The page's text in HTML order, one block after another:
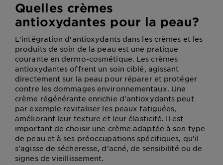
Quelles crèmes
antioxydantes pour la peau?
L'intégration d'antioxydants dans les crèmes et les
produits de soin de la peau est une pratique
courante en dermo-cosmétique. Les crèmes
antioxydantes offrent un soin ciblé, agissant
directement sur la peau pour réparer et protéger
contre les dommages environnementaux. Une
crème régénérante enrichie d'antioxydants peut
par exemple revitaliser les peaux fatiguées,
améliorant leur texture et leur élasticité. Il est
important de choisir une crème adaptée à son type
de peau et à ses préoccupations spécifiques, qu'il
s'agisse de sécheresse, d'acné, de sensibilité ou de
signes de vieillissement.